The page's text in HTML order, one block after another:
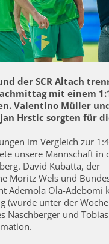
der SCR Altach
mit einem
Valentino Müller
Hrstic sorgten für
im Vergleich zur
unsere Mannschaft in
David Kubatta, der
Moritz Wels und
Ademola Ola-Adebomi
(wurde unter der
Naschberger und